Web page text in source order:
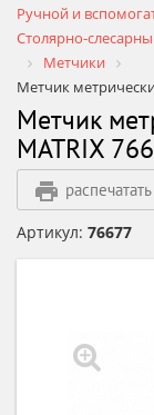
Ручной и
Столярно-
Метчики
Метчик
Метчик
MATRIX
Артикул: 76677